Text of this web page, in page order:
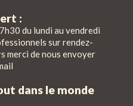
:
du lundi au vendredi
sur rendez-
merci de nous envoyer
dans le monde